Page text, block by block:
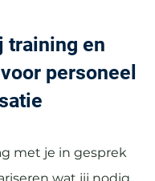
training en
personeel
met je in gesprek